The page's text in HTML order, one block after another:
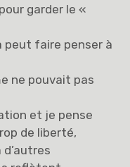
garder le «
peut faire penser à
ne pouvait pas
et je pense
de liberté,